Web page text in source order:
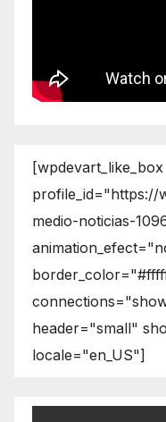
[wpdevart_like_box
profile_id="https://
medio-noticias-
header="small"
locale="en_US"]